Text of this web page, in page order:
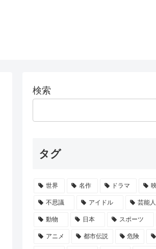
検索
タグ
世界 名作 ドラマ
不思議 アイドル 芸能人
動物 日本 スポーツ
アニメ 都市伝説 危険